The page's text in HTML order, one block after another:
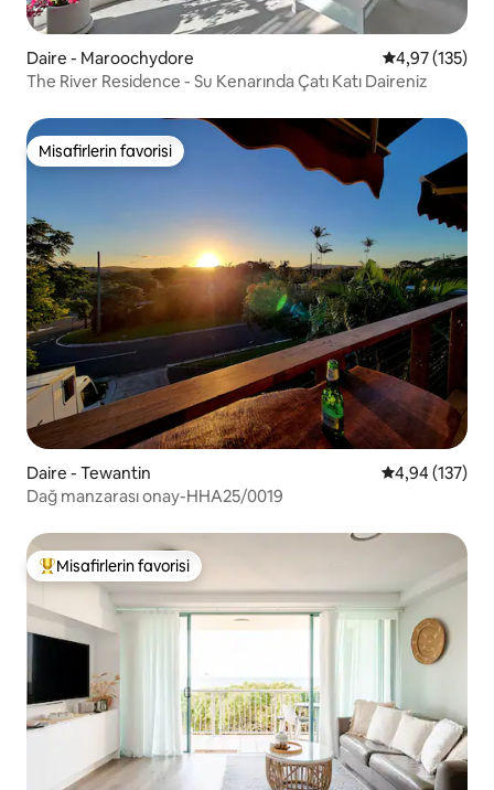
Daire - Maroochydore 5 üzerinden
4,97 (135)
The River Residence - Su Kenarında Çatı Katı Daireniz
Misafirlerin favorisi
Misafirlerin favorisi
Daire - Tewantin 5 üzerinden
4,94 (137)
Dağ manzarası onay-HHA25/0019
Misafirlerin favorilerinden en beğenilenler arasında
Misafirlerin favorisi